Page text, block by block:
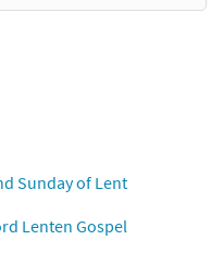
Sunday of Lent
Lenten Gospel